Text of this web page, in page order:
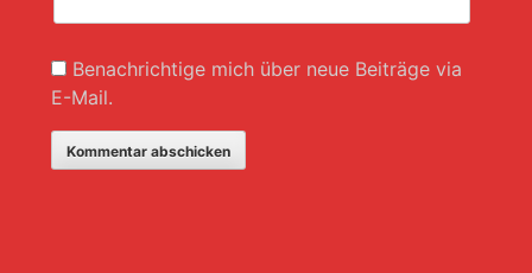
Benachrichtige mich über neue Beiträge via
E-Mail.